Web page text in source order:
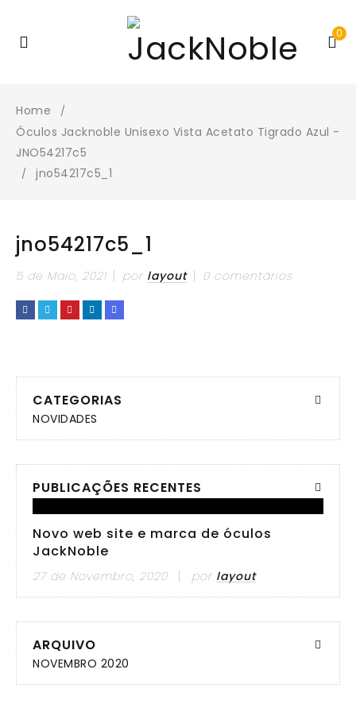
0
Home /
Óculos Jacknoble Unisexo Vista Acetato Tigrado Azul -
JNO54217c5
/ jno54217c5_1
jno54217c5_1
5 de Maio, 2021 por layout 0 comentários
CATEGORIAS
NOVIDADES
PUBLICAÇÕES RECENTES
Novo web site e marca de óculos
JackNoble
27 de Novembro, 2020 por layout
ARQUIVO
NOVEMBRO 2020